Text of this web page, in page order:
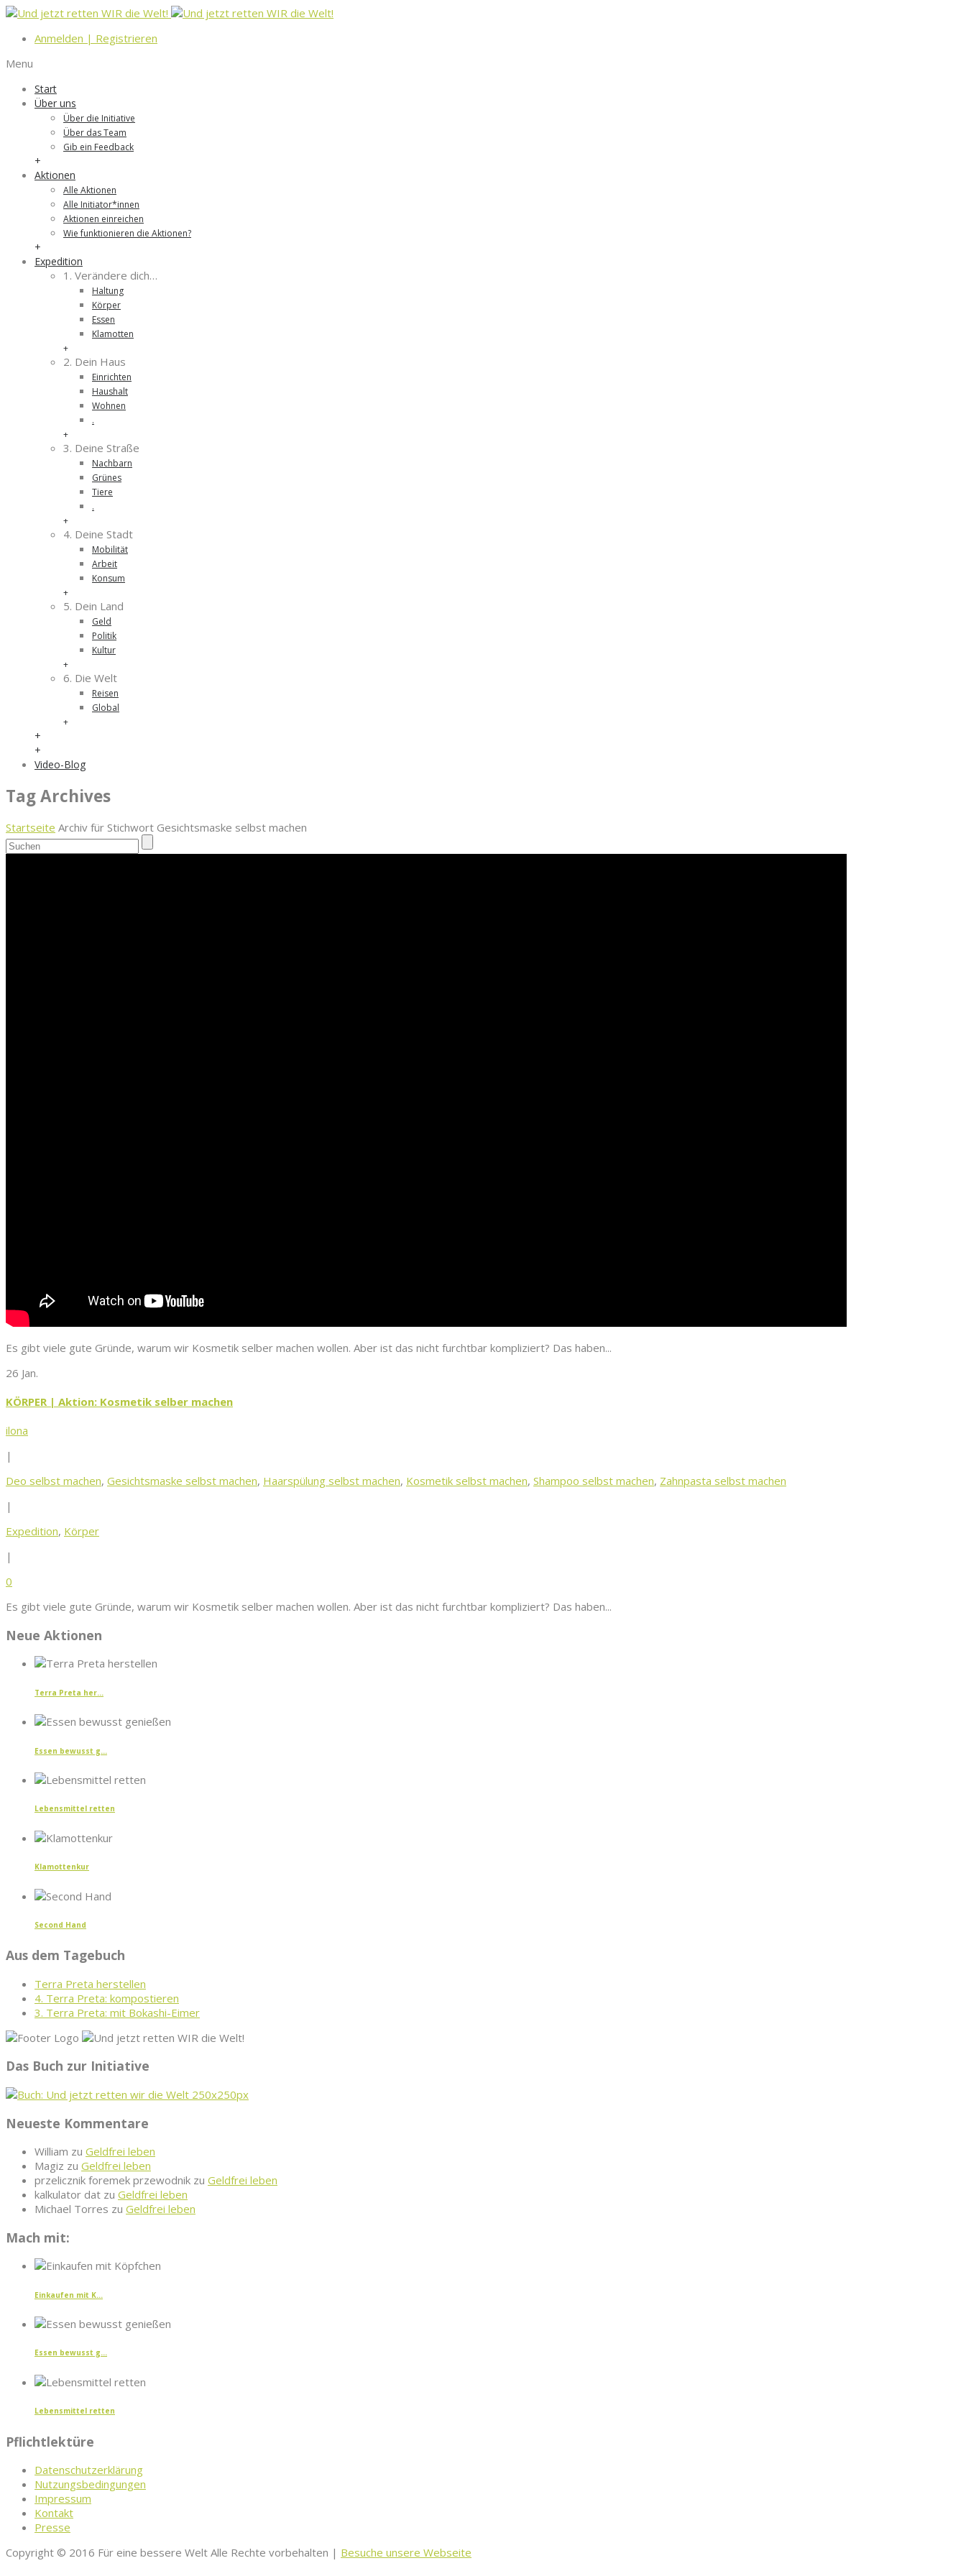
Anmelden | Registrieren
Menu
Start
Über uns
Über die Initiative
Über das Team
Gib ein Feedback
+
Aktionen
Alle Aktionen
Alle Initiator*innen
Aktionen einreichen
Wie funktionieren die Aktionen?
+
Expedition
1. Verändere dich…
Haltung
Körper
Essen
Klamotten
+
2. Dein Haus
Einrichten
Haushalt
Wohnen
.
+
3. Deine Straße
Nachbarn
Grünes
Tiere
.
+
4. Deine Stadt
Mobilität
Arbeit
Konsum
+
5. Dein Land
Geld
Politik
Kultur
+
6. Die Welt
Reisen
Global
+
+
+
Video-Blog
Tag Archives
Startseite Archiv für Stichwort Gesichtsmaske selbst machen
Es gibt viele gute Gründe, warum wir Kosmetik selber machen wollen. Aber ist das nicht furchtbar kompliziert? Das haben...
26 Jan.
KÖRPER | Aktion: Kosmetik selber machen
ilona
|
Deo selbst machen, Gesichtsmaske selbst machen, Haarspülung selbst machen, Kosmetik selbst machen, Shampoo selbst machen, Zahnpasta selbst machen
|
Expedition, Körper
|
0
Es gibt viele gute Gründe, warum wir Kosmetik selber machen wollen. Aber ist das nicht furchtbar kompliziert? Das haben...
Neue Aktionen
Terra Preta her...
Essen bewusst g...
Lebensmittel retten
Klamottenkur
Second Hand
Aus dem Tagebuch
Terra Preta herstellen
4. Terra Preta: kompostieren
3. Terra Preta: mit Bokashi-Eimer
Das Buch zur Initiative
Neueste Kommentare
William zu Geldfrei leben
Magiz zu Geldfrei leben
przelicznik foremek przewodnik zu Geldfrei leben
kalkulator dat zu Geldfrei leben
Michael Torres zu Geldfrei leben
Mach mit:
Einkaufen mit K...
Essen bewusst g...
Lebensmittel retten
Pflichtlektüre
Datenschutzerklärung
Nutzungsbedingungen
Impressum
Kontakt
Presse
Copyright © 2016 Für eine bessere Welt Alle Rechte vorbehalten | Besuche unsere Webseite